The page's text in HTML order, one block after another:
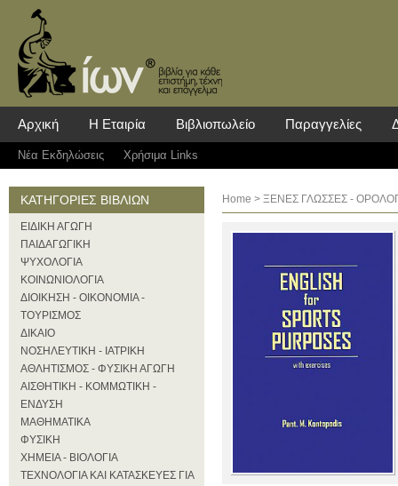
Αρχική Η Εταιρία Βιβλιοπωλείο Παραγγελίες
Νέα Eκδηλώσεις Χρήσιμα Links
ΚΑΤΗΓΟΡΙΕΣ ΒΙΒΛΙΩΝ
ΕΙΔΙΚΗ ΑΓΩΓΗ
ΠΑΙΔΑΓΩΓΙΚΗ
ΨΥΧΟΛΟΓΙΑ
ΚΟΙΝΩΝΙΟΛΟΓΙΑ
ΔΙΟΙΚΗΣΗ - ΟΙΚΟΝΟΜΙΑ -
ΤΟΥΡΙΣΜΟΣ
ΔΙΚΑΙΟ
ΝΟΣΗΛΕΥΤΙΚΗ - ΙΑΤΡΙΚΗ
ΑΘΛΗΤΙΣΜΟΣ - ΦΥΣΙΚΗ ΑΓΩΓΗ
ΑΙΣΘΗΤΙΚΗ - ΚΟΜΜΩΤΙΚΗ -
ΕΝΔΥΣΗ
ΜΑΘΗΜΑΤΙΚΑ
ΦΥΣΙΚΗ
ΧΗΜΕΙΑ - ΒΙΟΛΟΓΙΑ
ΤΕΧΝΟΛΟΓΙΑ ΚΑΙ ΚΑΤΑΣΚΕΥΕΣ ΓΙΑ
Home > ΞΕΝΕΣ ΓΛΩΣΣΕΣ -